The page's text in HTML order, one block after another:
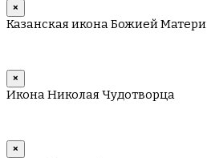
×
Казанская икона Божией Матери
×
Икона Николая Чудотворца
×